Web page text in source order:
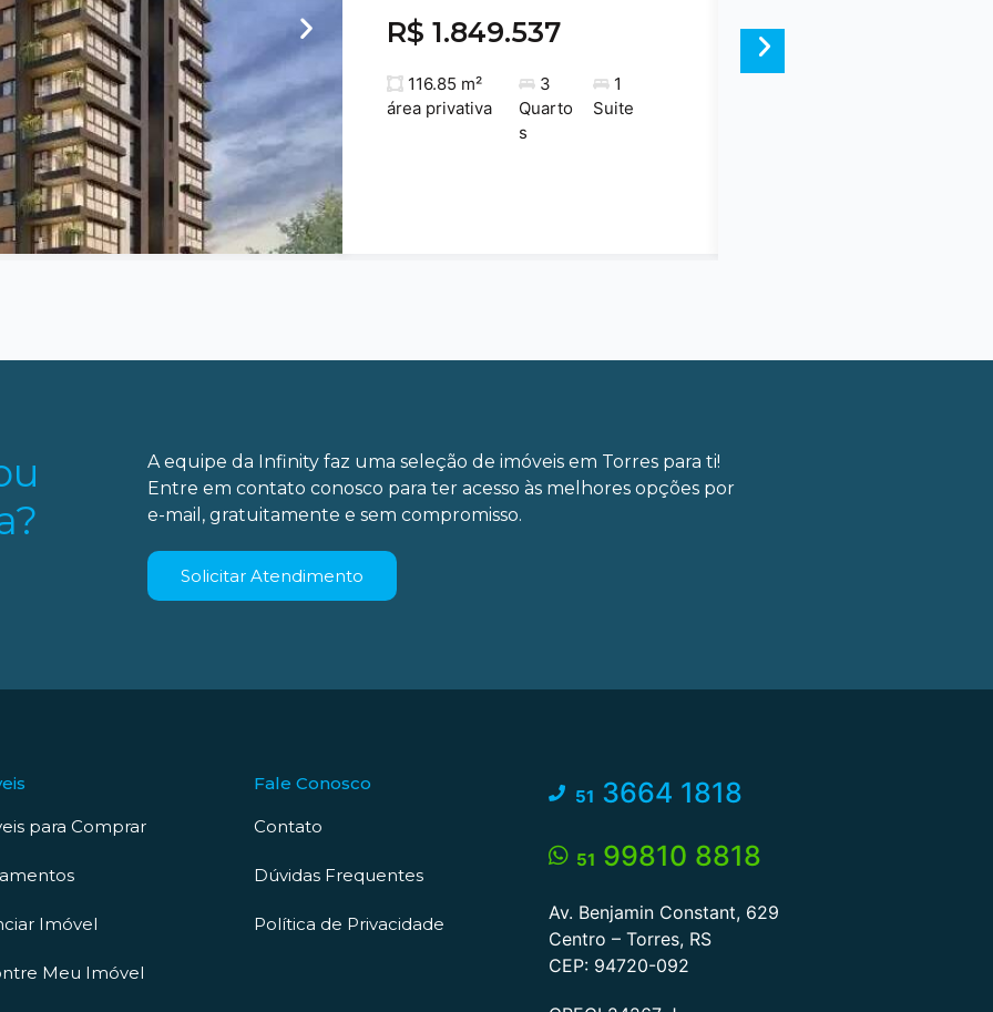
R$ 1.849.537
116.85 m²
área privativa
3
Quarto
s
1
Suite
A equipe da Infinity faz uma seleção de imóveis em Torres para ti!
Entre em contato conosco para ter acesso às melhores opções por
e-mail, gratuitamente e sem compromisso.
Solicitar Atendimento
para Comprar
Imóvel
Meu Imóvel
Fale Conosco
Contato
Dúvidas Frequentes
Política de Privacidade
51 3664 1818
51 99810 8818
Av. Benjamin Constant, 629
Centro – Torres, RS
CEP: 94720-092